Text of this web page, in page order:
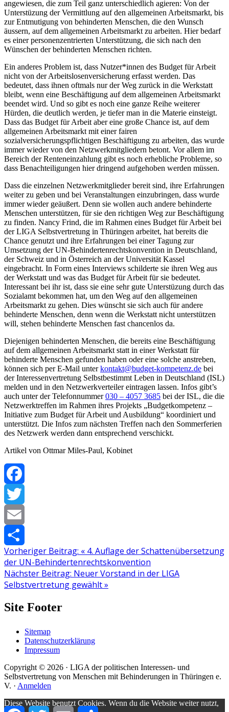
angewiesen, die zum Teil ganz unterschiedlich agieren: Von der
Unterstüzung der Vermittlung auf den allgemeinen Arbeitsmarkt, bis
zur Entmutigung von behinderten Menschen, die den Wunsch
äussern, auf dem allgemeinen Arbeitsmarkt zu arbeiten. Hier bedarf
es einer personenzentrierten Unterstützung, die sich nach den
Wünschen der behinderten Menschen richten.
Ein anderes Problem ist, dass Nutzer*innen des Budget für Arbeit
nicht von der Arbeitslosenversicherung erfasst werden. Das
bedeutet, dass ihnen oftmals nur der Weg zurück in die Werkstatt
bleibt, wenn eine Beschäftigung auf dem allgemeinen Arbeitsmarkt
beendet wird. Und so gibt es noch eine ganze Reihe weiterer
Hürden, die deutlich werden, je tiefer man in die Materie einsteigt.
Dass das Budget für Arbeit aber eine große Chance ist, auf dem
allgemeinen Arbeitsmarkt mit einer fairen
sozialversicherungspflichtigen Beschäftigung zu arbeiten, das wurde
immer wieder von den Netzwerkmitgliedern betont. Vor allem im
Bereich der Renteneinzahlung gibt es noch erhebliche Probleme, so
dass Benachteiligungen hier dringend aufgehoben werden müssen.
Dass die einzelnen Netzwerkmitglieder bereit sind, ihre Erfahrungen
weiter zu geben und bei Veranstaltungen einzubringen, dass wurde
immer wieder geäußert. Denn sie wollen auch andere behinderte
Menschen unterstützen, für sie den richtigen Weg zur Beschäftigung
zu finden. Nancy Frind, die im Rahmen eines Budget für Arbeit bei
der LIGA Selbstvertretung in Thüringen arbeitet, hat bereits die
Chance genutzt und ihre Erfahrungen bei einer Tagung zur
Umsetzung der UN-Behindertenrechtskonvention in Deutschland,
der Schweiz und in Österreich an der Universität Kassel
eingebracht. In Form eines Interviews schilderte sie ihren Weg aus
der Werkstatt und was das Budget für Arbeit für sie bedeutet.
Interessant bei ihr ist, dass sie eine sehr gute Unterstüzung durch das
Sozialamt bekommen hat, um den Weg auf den allgemeinen
Arbeitsmarkt zu gehen. Dies wünscht sie sich auch für andere
behinderte Menschen, denn wenn die Werkstatt nicht unterstützen
will, stehen behinderte Menschen fast chancenlos da.
Diejenigen behinderten Menschen, die bereits eine Beschäftigung
auf dem allgemeinen Arbeitsmarkt statt in einer Werkstatt für
behinderte Menschen gefunden haben oder eine solche anstreben,
können sich per E-Mail unterkontakt@budget-kompetenz.de bei
der Interessenvertretung Selbstbestimmt Leben in Deutschland (ISL)
melden und in den Netzwerkverteiler eintragen lassen. Infos gibt’s
auch unter der Telefonnummer030 – 4057 3685 bei der ISL, die die
Netzwerktreffen im Rahmen ihres Projekts „Budgetkompetenz –
Initiative zum Budget für Arbeit und Ausbildung“ koordiniert und
unterstützt. Die Infos zum nächsten Treffen nach den Sommerferien
des Netzwerk werden dann entsprechend verschickt.
Artikel von Ottmar Miles-Paul, Kobinet
Facebook
Twitter
Email
Teilen
Vorheriger Beitrag: « 4. Auflage der Schattenübersetzung
der UN-Behindertenrechtskonvention
Nächster Beitrag: Neuer Vorstand in der LIGA
Selbstvertretung gewählt»
Site Footer
Sitemap
Datenschutzerklärung
Impressum
Copyright © 2026 · LIGA der politischen Interessen- und
Selbstvertretung von Menschen mit Behinderungen in Thüringen e.
V. · Anmelden
FacebookTwitter Email
Diese Website benutzt Cookies. Wenn du die Website weiter nutzt,